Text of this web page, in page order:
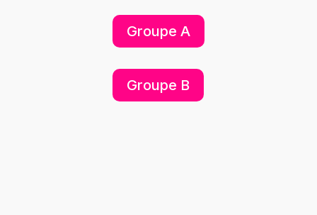
Groupe A
Groupe B